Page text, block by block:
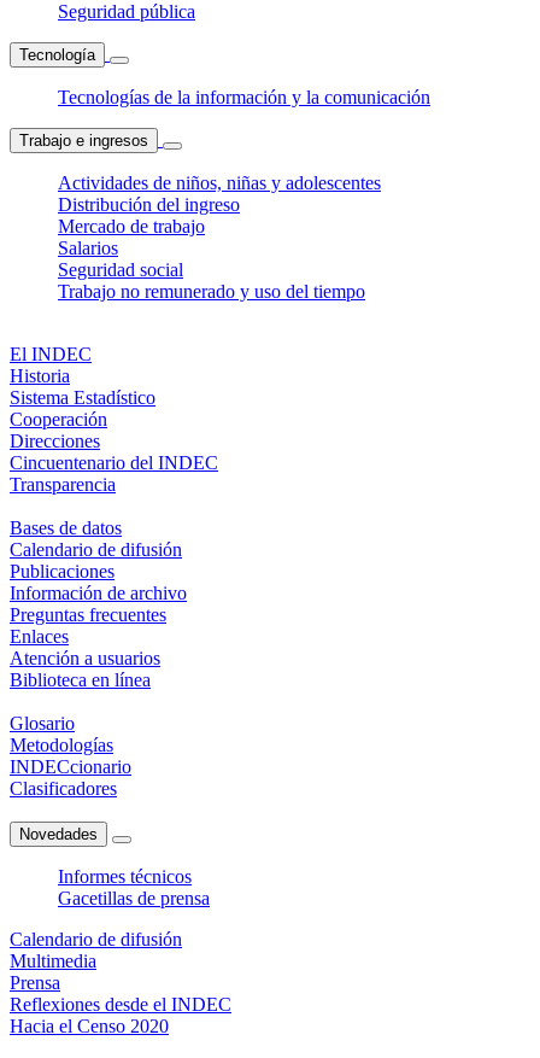
Seguridad pública
Tecnología
Tecnologías de la información y la comunicación
Trabajo e ingresos
Actividades de niños, niñas y adolescentes
Distribución del ingreso
Mercado de trabajo
Salarios
Seguridad social
Trabajo no remunerado y uso del tiempo
El INDEC
Historia
Sistema Estadístico
Cooperación
Direcciones
Cincuentenario del INDEC
Transparencia
Bases de datos
Calendario de difusión
Publicaciones
Información de archivo
Preguntas frecuentes
Enlaces
Atención a usuarios
Biblioteca en línea
Glosario
Metodologías
INDECcionario
Clasificadores
Novedades
Informes técnicos
Gacetillas de prensa
Calendario de difusión
Multimedia
Prensa
Reflexiones desde el INDEC
Hacia el Censo 2020